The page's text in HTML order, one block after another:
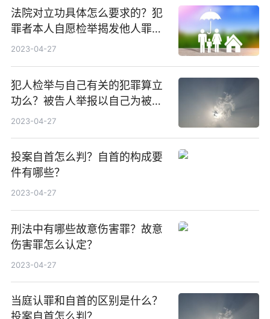
法院对立功具体怎么要求的？犯
罪者本人自愿检举揭发他人罪行
会怎样？
2023-04-27
犯人检举与自己有关的犯罪算立
功么？被告人举报以自己为被害
人的犯罪行为能否认定立功？
2023-04-27
投案自首怎么判？自首的构成要
件有哪些？
2023-04-27
刑法中有哪些故意伤害罪？故意
伤害罪怎么认定？
2023-04-27
当庭认罪和自首的区别是什么？
投案自首怎么判？